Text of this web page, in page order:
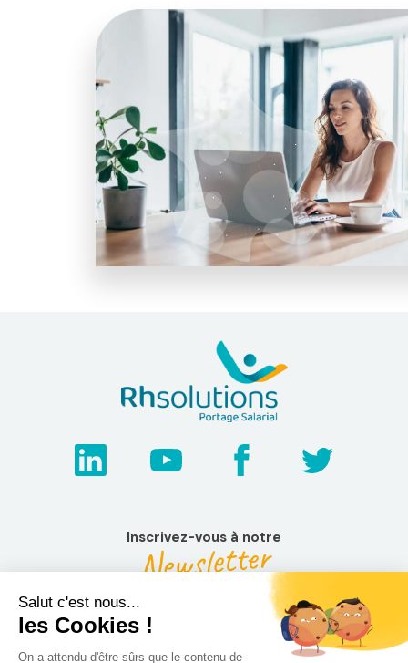
Inscrivez-vous à notre
Newsletter